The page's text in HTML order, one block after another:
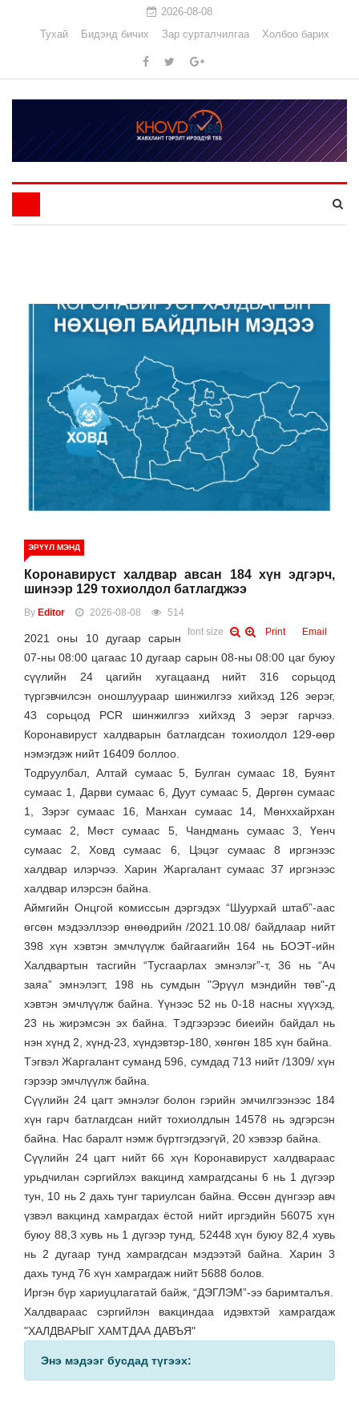
2026-08-08
Тухай
Бидэнд бичих Зар сурталчилгаа Холбоо барих
ЭРҮҮЛ МЭНД
Коронавируст халдвар авсан 184 хүн эдгэрч,
шинээр 129 тохиолдол батлагджээ
By Editor 2026-08-08
514
font size
Print Email
2021 оны 10 дугаар сарын
07-ны 08:00 цагаас 10 дугаар сарын 08-ны 08:00 цаг буюу
сүүлийн 24 цагийн хугацаанд нийт 316 сорьцод
түргэвчилсэн оношлуураар шинжилгээ хийхэд 126 эерэг,
43 сорьцод PCR шинжилгээ хийхэд 3 эерэг гарчээ.
Коронавируст халдварын батлагдсан тохиолдол 129-өөр
нэмэгдэж нийт 16409 боллоо.
Тодруулбал, Алтай сумаас 5, Булган сумаас 18, Буянт
сумаас 1, Дарви сумаас 6, Дуут сумаас 5, Дөргөн сумаас
1, Зэрэг сумаас 16, Манхан сумаас 14, Мөнххайрхан
сумаас 2, Мөст сумаас 5, Чандмань сумаас 3, Үенч
сумаас 2, Ховд сумаас 6, Цэцэг сумаас 8 иргэнээс
халдвар илэрчээ. Харин Жаргалант сумаас 37 иргэнээс
халдвар илэрсэн байна.
Аймгийн Онцгой комиссын дэргэдэх “Шуурхай штаб”-аас
өгсөн мэдээллээр өнөөдрийн /2021.10.08/ байдлаар нийт
398 хүн хэвтэн эмчлүүлж байгаагийн 164 нь БОЭТ-ийн
Халдвартын тасгийн “Тусгаарлах эмнэлэг”-т, 36 нь “Ач
заяа” эмнэлэгт, 198 нь сумдын "Эрүүл мэндийн төв"-д
хэвтэн эмчлүүлж байна. Үүнээс 52 нь 0-18 насны хүүхэд,
23 нь жирэмсэн эх байна. Тэдгээрээс биеийн байдал нь
нэн хүнд 2, хүнд-23, хүндэвтэр-180, хөнгөн 185 хүн байна.
Тэгвэл Жаргалант суманд 596, сумдад 713 нийт /1309/ хүн
гэрээр эмчлүүлж байна.
Сүүлийн 24 цагт эмнэлэг болон гэрийн эмчилгээнээс 184
хүн гарч батлагдсан нийт тохиолдлын 14578 нь эдгэрсэн
байна. Нас баралт нэмж бүртгэгдээгүй, 20 хэвээр байна.
Сүүлийн 24 цагт нийт 66 хүн Коронавируст халдвараас
урьдчилан сэргийлэх вакцинд хамрагдсаны 6 нь 1 дүгээр
тун, 10 нь 2 дахь тунг тариулсан байна. Өссөн дүнгээр авч
үзвэл вакцинд хамрагдах ёстой нийт иргэдийн 56075 хүн
буюу 88,3 хувь нь 1 дүгээр тунд, 52448 хүн буюу 82,4 хувь
нь 2 дугаар тунд хамрагдсан мэдээтэй байна. Харин 3
дахь тунд 76 хүн хамрагдаж нийт 5688 болов.
Иргэн бүр хариуцлагатай байж, “ДЭГЛЭМ”-ээ баримталъя.
Халдвараас сэргийлэн вакциндаа идэвхтэй хамрагдаж
"ХАЛДВАРЫГ ХАМТДАА ДАВЪЯ"
Энэ мэдээг бусдад түгээх: